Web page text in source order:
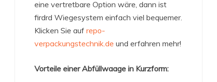
eine vertretbare Option wäre, dann ist
firdrd Wiegesystem einfach viel bequemer.
Klicken Sie auf repo-
verpackungstechnik.de und erfahren mehr!
Vorteile einer Abfüllwaage in Kurzform: